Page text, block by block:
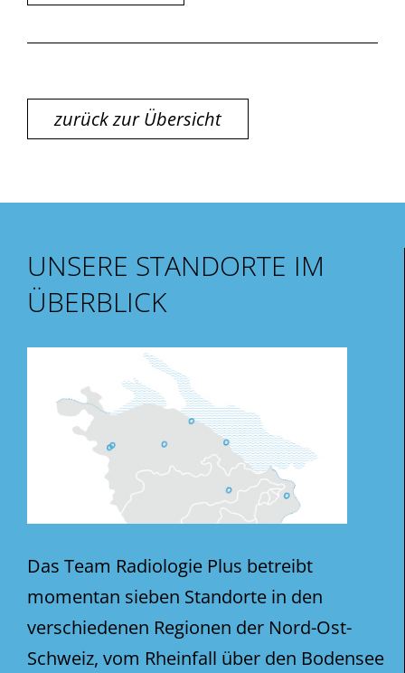
zurück zur Übersicht
UNSERE STANDORTE IM
ÜBERBLICK
Das Team Radiologie Plus betreibt
momentan sieben Standorte in den
verschiedenen Regionen der Nord-Ost-
Schweiz, vom Rheinfall über den Bodensee